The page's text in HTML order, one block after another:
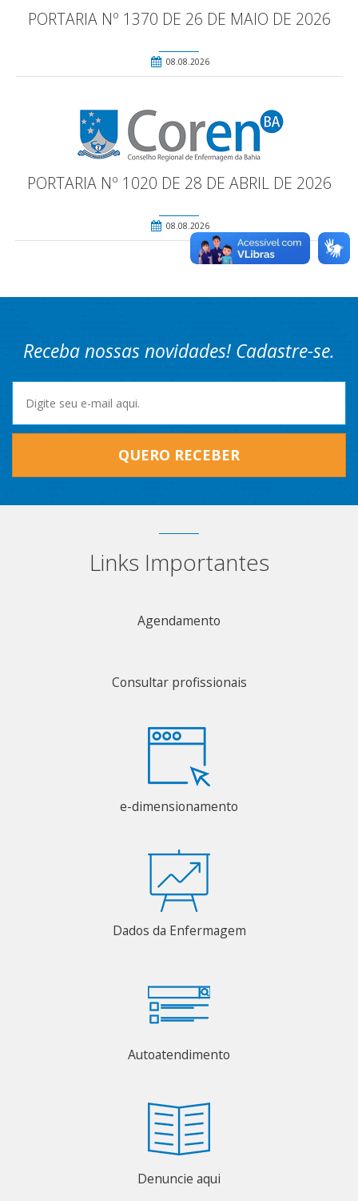
PORTARIA Nº 1370 DE 26 DE MAIO DE 2026
08.08.2026
PORTARIA Nº 1020 DE 28 DE ABRIL DE 2026
08.08.2026
Receba nossas novidades! Cadastre-se.
QUERO RECEBER
Links Importantes
Agendamento
Consultar profissionais
e-dimensionamento
Dados da Enfermagem
Autoatendimento
Denuncie aqui